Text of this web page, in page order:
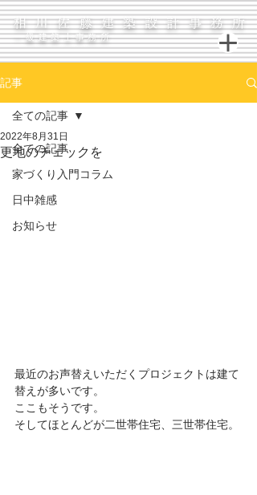
相川佐藤建築設計事務所
一級建築士事務所
記事
全ての記事
家づくり入門コラム
日中雑感
お知らせ
全ての記事
更地のチェックを
2022年8月31日
最近のお声替えいただくプロジェクトは建て
替えが多いです。
ここもそうです。
そしてほとんどが二世帯住宅、三世帯住宅。